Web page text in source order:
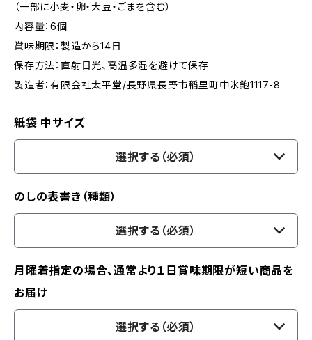
（一部に小麦・卵・大豆・ごまを含む）
内容量：6個
賞味期限：製造から14日
保存方法：直射日光、高温多湿を避けて保存
製造者：有限会社太平堂/長野県長野市稲里町中氷鉋1117-8
紙袋 中サイズ
選択する（必須）
のしの表書き（種類）
選択する（必須）
月曜着指定の場合、通常より１日賞味期限が短い商品を
お届け
選択する（必須）